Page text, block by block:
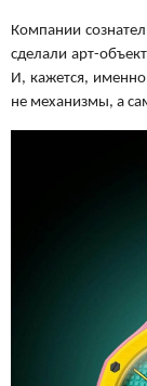
Компании
сделали арт-
И, кажется,
не механизмы, а